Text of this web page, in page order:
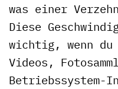
was einer
Diese
wichtig, wenn du
Videos,
Betriebssystem-